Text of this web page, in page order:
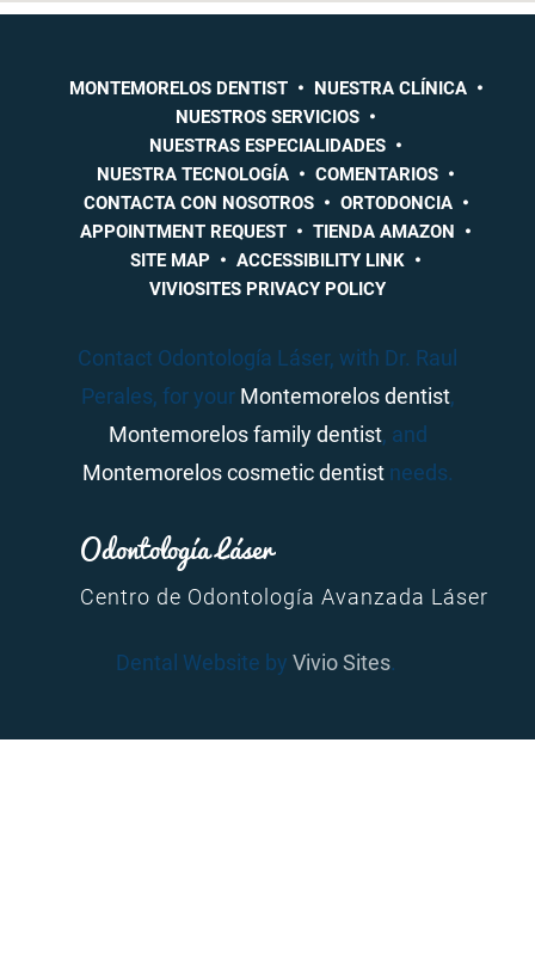
MONTEMORELOS DENTIST
NUESTRA CLÍNICA
NUESTROS SERVICIOS
NUESTRAS ESPECIALIDADES
NUESTRA TECNOLOGÍA
COMENTARIOS
CONTACTA CON NOSOTROS
ORTODONCIA
APPOINTMENT REQUEST
TIENDA AMAZON
SITE MAP
ACCESSIBILITY LINK
VIVIOSITES PRIVACY POLICY
Contact Odontología Láser, with Dr. Raul
Perales, for your Montemorelos dentist,
Montemorelos family dentist, and
Montemorelos cosmetic dentistneeds.
Odontología Láser
Centro de Odontología Avanzada Láser
Dental Website by Vivio Sites.